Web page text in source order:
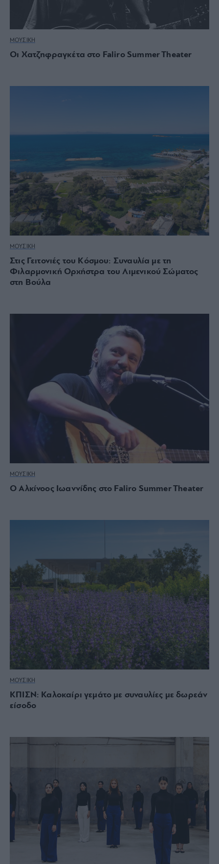
ΜΟΥΣΙΚΗ
Οι Χατζηφραγκέτα στο Faliro Summer Theater
ΜΟΥΣΙΚΗ
Στις Γειτονιές του Κόσμου: Συναυλία με τη
Φιλαρμονική Ορχήστρα του Λιμενικού Σώματος
στη Βούλα
ΜΟΥΣΙΚΗ
Ο Αλκίνοος Ιωαννίδης στο Faliro Summer Theater
ΜΟΥΣΙΚΗ
ΚΠΙΣΝ: Καλοκαίρι γεμάτο με συναυλίες με δωρεάν
είσοδο